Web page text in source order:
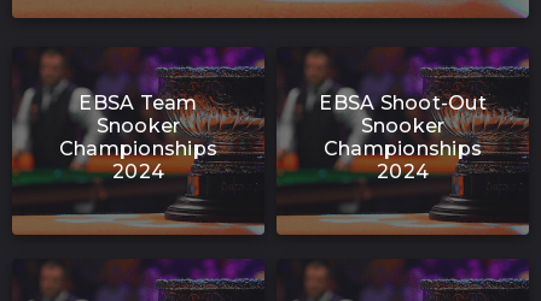
EBSA Team
Snooker
Championships
2024
EBSA Shoot-Out
Snooker
Championships
2024